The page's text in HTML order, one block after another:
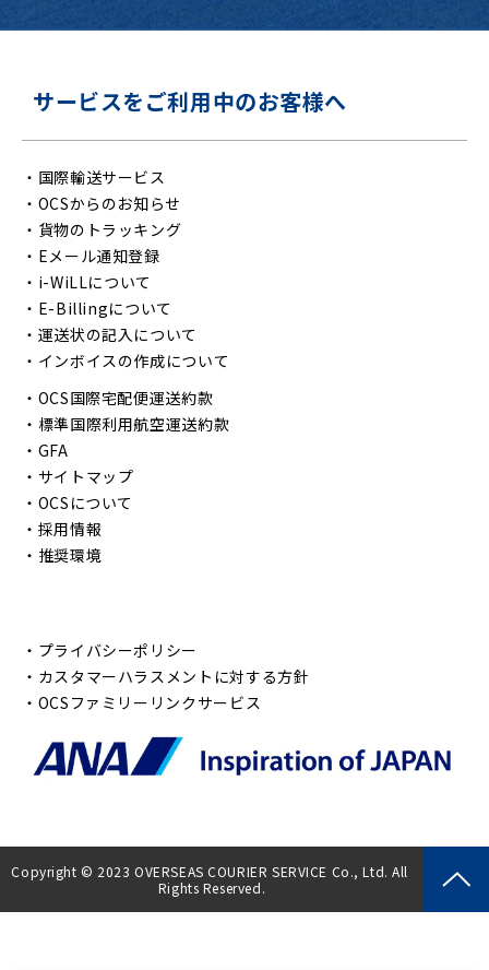
サービスをご利用中のお客様へ
・ 国際輸送サービス
・ OCSからのお知らせ
・ 貨物のトラッキング
・ Eメール通知登録
・ i-WiLLについて
・ E-Billingについて
・ 運送状の記入について
・ インボイスの作成について
・ OCS国際宅配便運送約款
・ 標準国際利用航空運送約款
・ GFA
・ サイトマップ
・ OCSについて
・ 採用情報
・ 推奨環境
・ プライバシーポリシー
・ カスタマーハラスメントに対する方針
・ OCSファミリーリンクサービス
Copyright © 2023 OVERSEAS COURIER SERVICE Co., Ltd. All
Rights Reserved.